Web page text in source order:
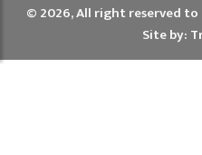
© 2026, All right reserved to
Site by: